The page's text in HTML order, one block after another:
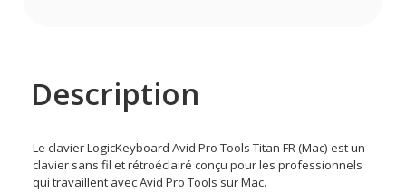
Description
Le clavier LogicKeyboard Avid Pro Tools Titan FR (Mac) est un
clavier sans fil et rétroéclairé conçu pour les professionnels
qui travaillent avec Avid Pro Tools sur Mac.